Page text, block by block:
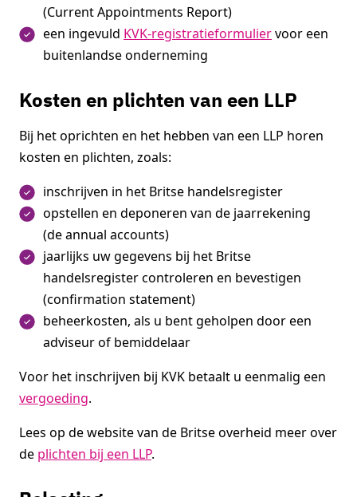
(Current Appointments Report)
een ingevuld KVK-registratieformuliervoor een
buitenlandse onderneming
Kosten en plichten van een LLP
Bij het oprichten en het hebben van een LLP horen
kosten en plichten, zoals:
inschrijven in het Britse handelsregister
opstellen en deponeren van de jaarrekening
(de annual accounts)
jaarlijks uw gegevens bij het Britse
handelsregister controleren en bevestigen
(confirmation statement)
beheerkosten, als u bent geholpen door een
adviseur of bemiddelaar
Voor het inschrijven bij KVK betaalt u eenmalig een
vergoeding.
Lees op de website van de Britse overheid meer over
de plichten bij een LLP.